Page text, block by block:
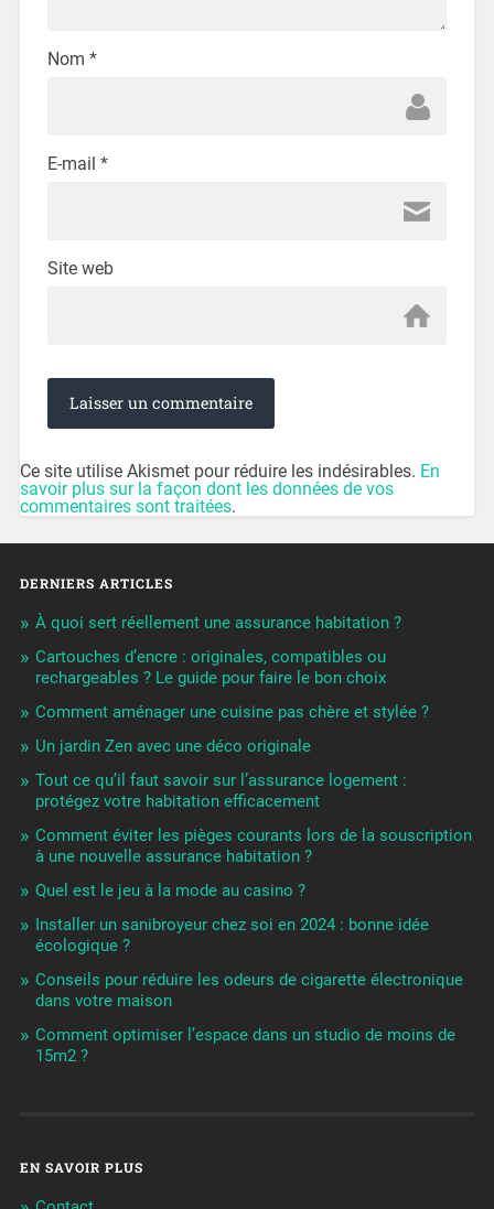
Nom *
E-mail *
Site web
Ce site utilise Akismet pour réduire les indésirables. En
savoir plus sur la façon dont les données de vos
commentaires sont traitées.
DERNIERS ARTICLES
À quoi sert réellement une assurance habitation ?
Cartouches d’encre : originales, compatibles ou
rechargeables ? Le guide pour faire le bon choix
Comment aménager une cuisine pas chère et stylée ?
Un jardin Zen avec une déco originale
Tout ce qu’il faut savoir sur l’assurance logement :
protégez votre habitation efficacement
Comment éviter les pièges courants lors de la souscription
à une nouvelle assurance habitation ?
Quel est le jeu à la mode au casino ?
Installer un sanibroyeur chez soi en 2024 : bonne idée
écologique ?
Conseils pour réduire les odeurs de cigarette électronique
dans votre maison
Comment optimiser l’espace dans un studio de moins de
15m2 ?
EN SAVOIR PLUS